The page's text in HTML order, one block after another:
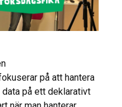
på att hantera
på ett deklarativt